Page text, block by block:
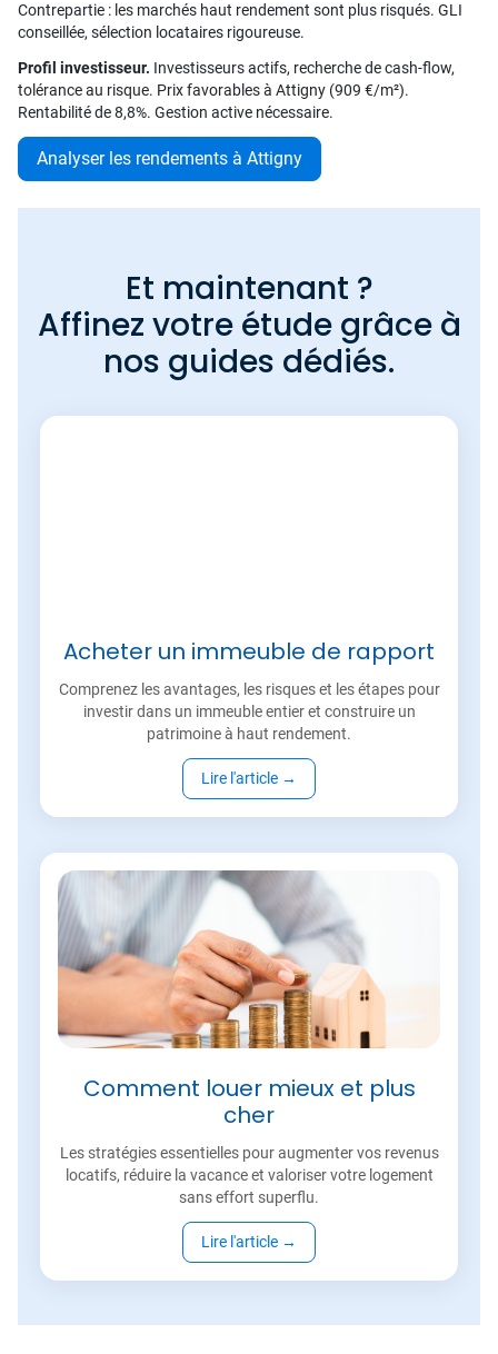
Contrepartie : les marchés haut rendement sont plus risqués. GLI
conseillée, sélection locataires rigoureuse.
Profil investisseur. Investisseurs actifs, recherche de cash-flow,
tolérance au risque. Prix favorables à Attigny (909 €/m²).
Rentabilité de 8,8%. Gestion active nécessaire.
Analyser les rendements à Attigny
Et maintenant ?
Affinez votre étude grâce à
nos guides dédiés.
Acheter un immeuble de rapport
Comprenez les avantages, les risques et les étapes pour
investir dans un immeuble entier et construire un
patrimoine à haut rendement.
Lire l'article →
Comment louer mieux et plus
cher
Les stratégies essentielles pour augmenter vos revenus
locatifs, réduire la vacance et valoriser votre logement
sans effort superflu.
Lire l'article →